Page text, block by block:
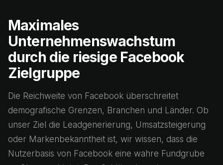
Maximales
Unternehmenswachstum
durch die riesige Facebook
Zielgruppe
Die Reichweite von Facebook überschreitet
demografische Grenzen, Branchen und Länder. Ob
unser Ziel die Leadgenerierung, Umsatzsteigerung
oder Markenbekanntheit ist, wir wissen, dass die
Nutzerbasis von Facebook eine wahre Fundgrube